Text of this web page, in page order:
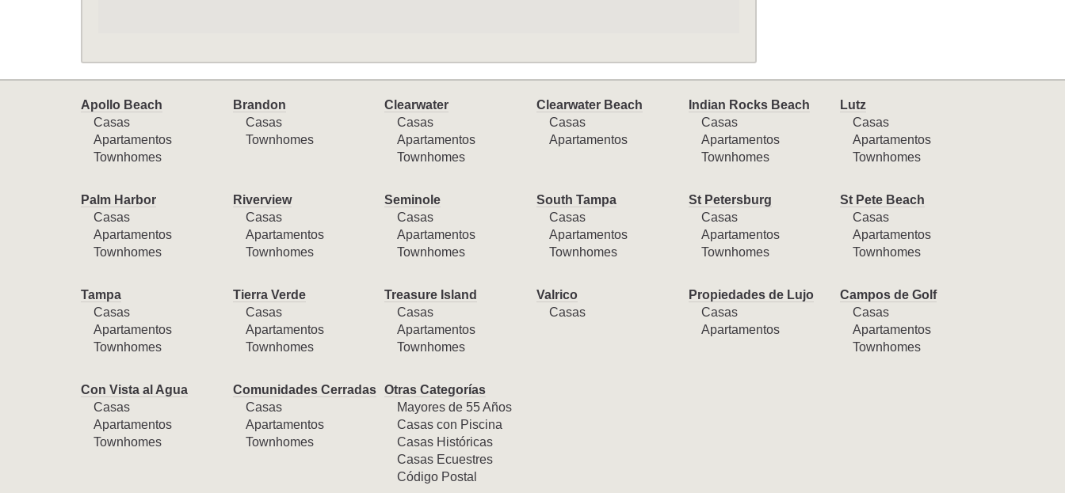
Apollo Beach
Casas
Apartamentos
Townhomes
Brandon
Casas
Townhomes
Clearwater
Casas
Apartamentos
Townhomes
Clearwater Beach
Casas
Apartamentos
Indian Rocks Beach
Casas
Apartamentos
Townhomes
Lutz
Casas
Apartamentos
Townhomes
Palm Harbor
Casas
Apartamentos
Townhomes
Riverview
Casas
Apartamentos
Townhomes
Seminole
Casas
Apartamentos
Townhomes
South Tampa
Casas
Apartamentos
Townhomes
St Petersburg
Casas
Apartamentos
Townhomes
St Pete Beach
Casas
Apartamentos
Townhomes
Tampa
Casas
Apartamentos
Townhomes
Tierra Verde
Casas
Apartamentos
Townhomes
Treasure Island
Casas
Apartamentos
Townhomes
Valrico
Casas
Propiedades de Lujo
Casas
Apartamentos
Campos de Golf
Casas
Apartamentos
Townhomes
Con Vista al Agua
Casas
Apartamentos
Townhomes
Comunidades Cerradas
Casas
Apartamentos
Townhomes
Otras Categorías
Mayores de 55 Años
Casas con Piscina
Casas Históricas
Casas Ecuestres
Código Postal